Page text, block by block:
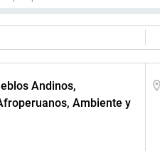
Andinos,
Ambiente y